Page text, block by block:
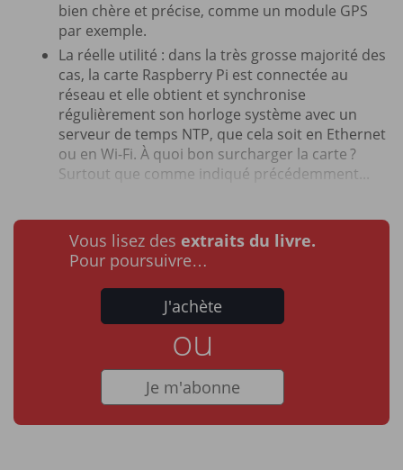
bien chère et précise, comme un module GPS
par exemple.
La réelle utilité : dans la très grosse majorité des
cas, la carte Raspberry Pi est connectée au
réseau et elle obtient et synchronise
régulièrement son horloge système avec un
serveur de temps NTP, que cela soit en Ethernet
ou en Wi-Fi. À quoi bon surcharger la carte ?
Surtout que comme indiqué précédemment...
Vous lisez des extraits du livre.
Pour poursuivre…
J'achète
ou
Je m'abonne